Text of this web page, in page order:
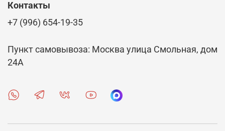
Контакты
+7 (996) 654-19-35
Пункт самовывоза: Москва улица Смольная, дом
24А